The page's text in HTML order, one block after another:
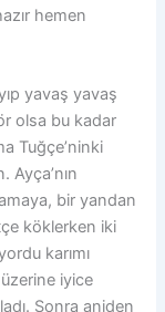
hemen
yavaş yavaş
olsa bu kadar
Tuğçe’ninki
bir yandan
köklerken iki
karımı
iyice
Sonra aniden